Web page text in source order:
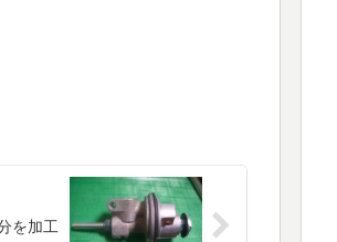
を加工